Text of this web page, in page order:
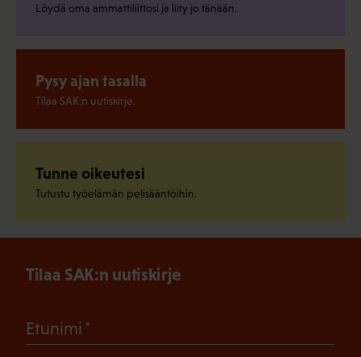
Löydä oma ammattiliittosi ja liity jo tänään.
Pysy ajan tasalla
Tilaa SAK:n uutiskirje.
Tunne oikeutesi
Tutustu työelämän pelisääntöihin.
Tilaa SAK:n uutiskirje
Etunimi